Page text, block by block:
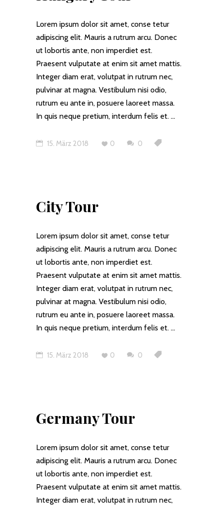
Lorem ipsum dolor sit amet, conse tetur
adipiscing elit. Mauris a rutrum arcu. Donec
ut lobortis ante, non imperdiet est.
Praesent vulputate at enim sit amet mattis.
Integer diam erat, volutpat in rutrum nec,
pulvinar at magna. Vestibulum nisi odio,
rutrum eu ante in, posuere laoreet massa.
In quis neque pretium, interdum felis et.
15. März 2018 0 0
City Tour
Lorem ipsum dolor sit amet, conse tetur
adipiscing elit. Mauris a rutrum arcu. Donec
ut lobortis ante, non imperdiet est.
Praesent vulputate at enim sit amet mattis.
Integer diam erat, volutpat in rutrum nec,
pulvinar at magna. Vestibulum nisi odio,
rutrum eu ante in, posuere laoreet massa.
In quis neque pretium, interdum felis et.
15. März 2018 0 0
Germany Tour
Lorem ipsum dolor sit amet, conse tetur
adipiscing elit. Mauris a rutrum arcu. Donec
ut lobortis ante, non imperdiet est.
Praesent vulputate at enim sit amet mattis.
Integer diam erat, volutpat in rutrum nec,